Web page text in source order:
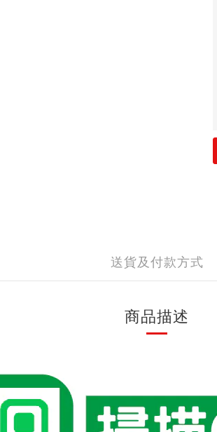
送貨及付款方式
商品描述